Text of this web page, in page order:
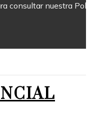
consultar nuestra